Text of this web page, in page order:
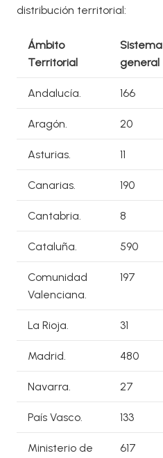
distribución territorial:
Ámbito
Territorial
Sistema
general
Andalucía. 166
Aragón. 20
Asturias. 11
Canarias. 190
Cantabria. 8
Cataluña. 590
Comunidad
Valenciana.
197
La Rioja. 31
Madrid. 480
Navarra. 27
País Vasco. 133
Ministerio de
617